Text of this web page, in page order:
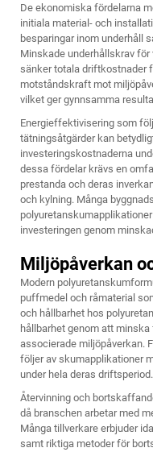
De ekonomiska fördelarna
initiala material- och
besparingar inom underhåll
Minskade underhållskrav
sänker totala driftkostnader
motståndskraft mot
vilket ger gynnsamma
Energieffektivisering som
tätningsåtgärder kan
investeringskostnaderna
dessa fördelar krävs en
prestanda och deras
och kylning. Många
investeringen genom
Miljöpåverkan
Modern
puffmedel och råmaterial
och hållbarhet hos
hållbarhet genom att
associerade miljöpåverkan.
följer av skumapplikationer
under hela deras driftsperiod.
Återvinning och
då branschen arbetar med
Många tillverkare erbjuder
samt riktiga metoder för